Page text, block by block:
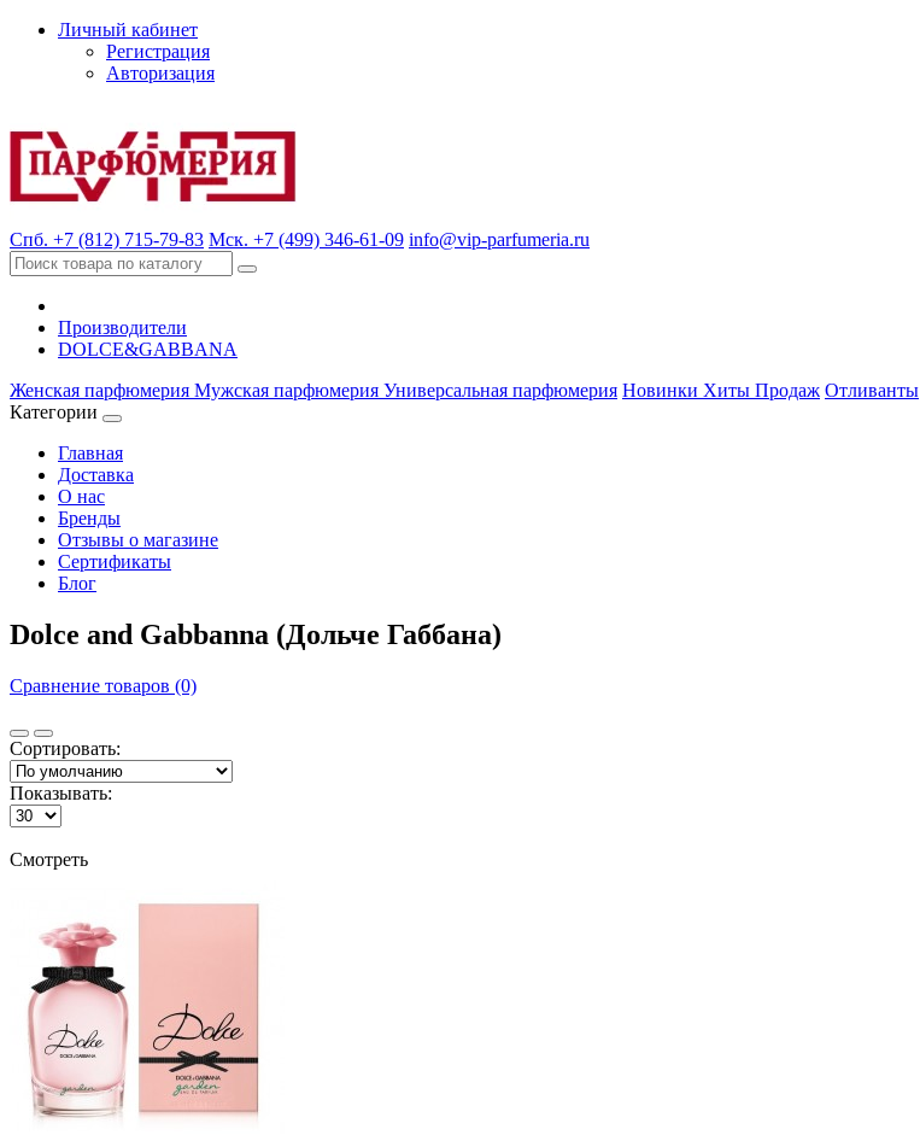
Личный кабинет
Регистрация
Авторизация
Спб. +7 (812) 715-79-83 Мск. +7 (499) 346-61-09 info@vip-parfumeria.ru
Производители
DOLCE&GABBANA
Женская парфюмерия Мужская парфюмерия Универсальная парфюмерия Новинки Хиты Продаж Отливанты
Категории
Главная
Доставка
О нас
Бренды
Отзывы о магазине
Сертификаты
Блог
Dolce and Gabbanna (Дольче Габбана)
Сравнение товаров (0)
Сортировать:
Показывать:
Смотреть